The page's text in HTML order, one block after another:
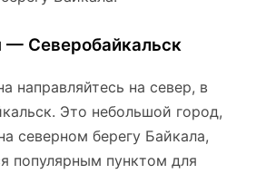
— Северобайкальск
направляйтесь на север, в
Это небольшой город,
северном берегу Байкала,
популярным пунктом для